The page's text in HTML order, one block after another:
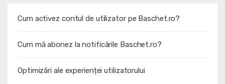
Cum activez contul de utilizator pe Baschet.ro?
Cum mă abonez la notificările Baschet.ro?
Optimizări ale experienței utilizatorului